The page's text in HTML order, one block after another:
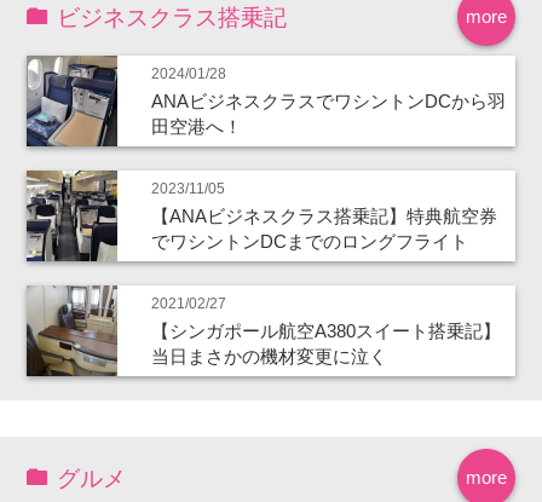
more
ビジネスクラス搭乗記
2024/01/28
ANAビジネスクラスでワシントンDCから羽
田空港へ！
2023/11/05
【ANAビジネスクラス搭乗記】特典航空券
でワシントンDCまでのロングフライト
2021/02/27
【シンガポール航空A380スイート搭乗記】
当日まさかの機材変更に泣く
more
グルメ